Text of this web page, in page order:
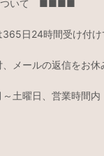
ついて ■■■■
日24時間受け付け
メールの返信をお休
土曜日、営業時間